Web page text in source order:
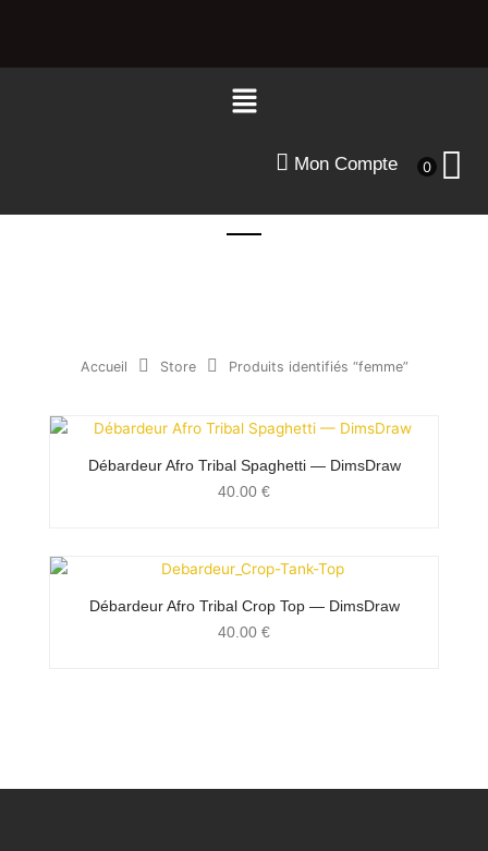
Menu
Mon Compte 0
Accueil Store Produits identifiés “femme”
Débardeur Afro Tribal Spaghetti — DimsDraw
40.00 €
Débardeur Afro Tribal Crop Top — DimsDraw
40.00 €